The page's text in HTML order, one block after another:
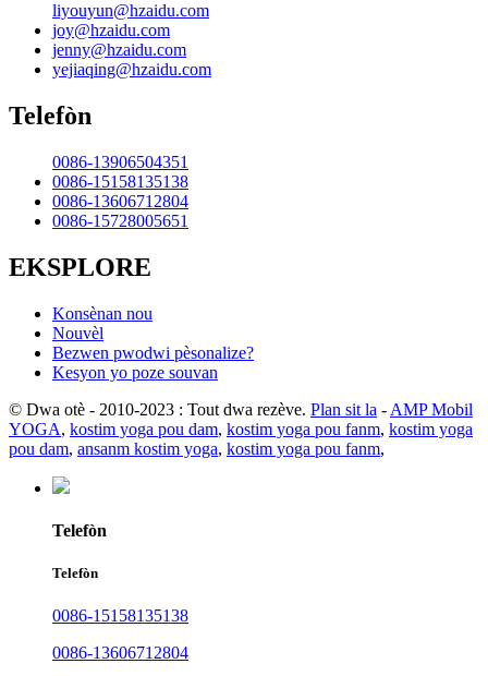
liyouyun@hzaidu.com
joy@hzaidu.com
jenny@hzaidu.com
yejiaqing@hzaidu.com
Telefòn
0086-13906504351
0086-15158135138
0086-13606712804
0086-15728005651
EKSPLORE
Konsènan nou
Nouvèl
Bezwen pwodwi pèsonalize?
Kesyon yo poze souvan
© Dwa otè - 2010-2023 : Tout dwa rezève. Plan sit la - AMP Mobil
YOGA, kostim yoga pou dam, kostim yoga pou fanm, kostim yoga
pou dam, ansanm kostim yoga, kostim yoga pou fanm,
Telefòn
Telefòn
0086-15158135138
0086-13606712804